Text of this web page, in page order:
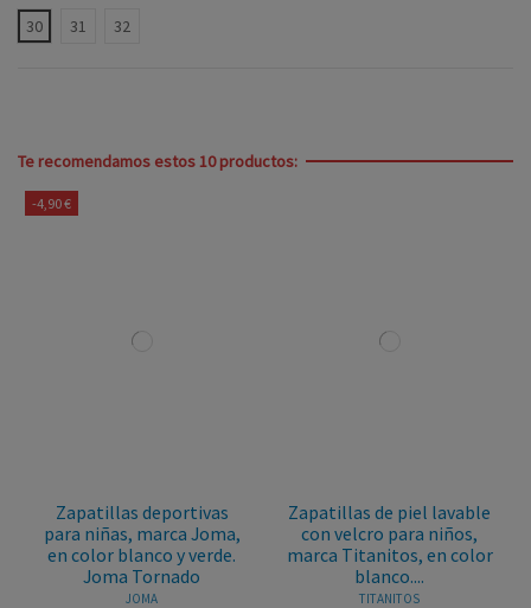
30
31 32
Te recomendamos estos 10 productos:
-4,90 €
Zapatillas deportivas
para niñas, marca Joma,
en color blanco y verde.
Joma Tornado
JOMA
Zapatillas de piel lavable
con velcro para niños,
marca Titanitos, en color
blanco....
TITANITOS